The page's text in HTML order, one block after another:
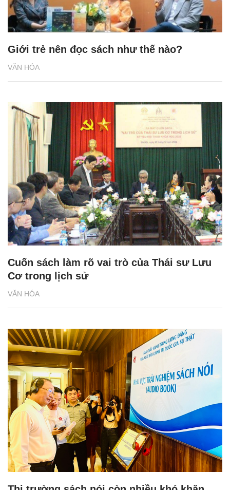
VĂN HÓA
Giới trẻ nên đọc sách như thế nào?
VĂN HÓA
Cuốn sách làm rõ vai trò của Thái sư Lưu
Cơ trong lịch sử